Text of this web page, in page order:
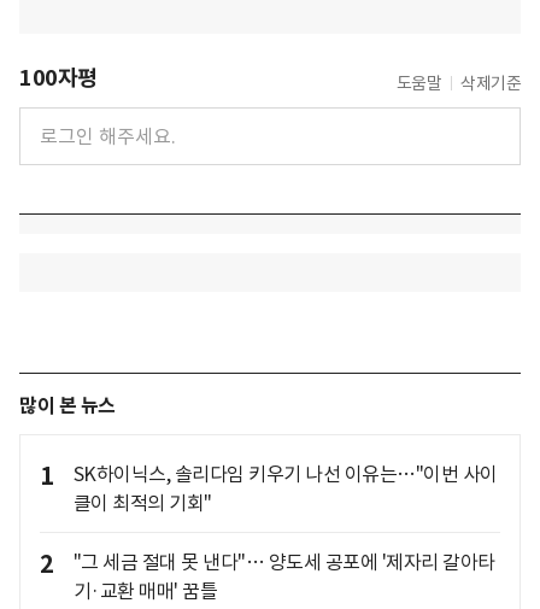
100자평 도움말 삭제기준
많이 본 뉴스
1
SK하이닉스, 솔리다임 키우기 나선 이유는…"이번 사이
클이 최적의 기회"
2
"그 세금 절대 못 낸다"… 양도세 공포에 '제자리 갈아타
기·교환 매매' 꿈틀